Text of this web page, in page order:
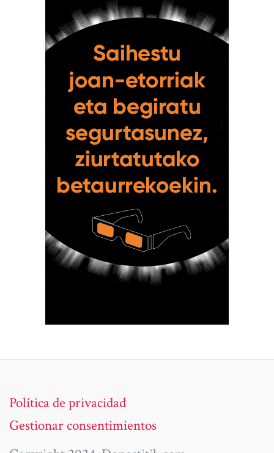
Política de privacidad
Gestionar consentimientos